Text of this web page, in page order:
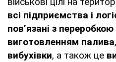
всі підприємства і
пов’язані з
виготовленням палива
вибухівки, а також це